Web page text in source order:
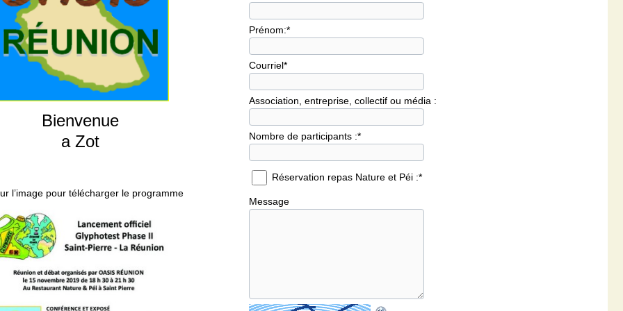
Bienvenue
a Zot
l’image pour télécharger le programme
Prénom:*
Courriel*
Association, entreprise, collectif ou média :
Nombre de participants :*
Réservation repas Nature et Péi :*
Message